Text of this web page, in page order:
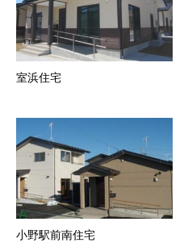
室浜住宅
小野駅前南住宅